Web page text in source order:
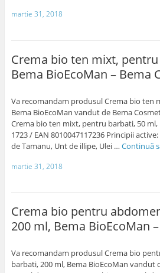
martie 31, 2018
Crema bio ten mixt,
Bema BioEcoMan – Bema
Va recomandam produsul Crema bio ten
Bema BioEcoMan vandut de Bema
Crema bio ten mixt, pentru barbati, 50 ml,
1723 / EAN 8010047117236 Principii
de Tamanu, Unt de illipe, Ulei … Continuă
martie 31, 2018
Crema bio pentru
200 ml, Bema BioEcoMan
Va recomandam produsul Crema bio
barbati, 200 ml, Bema BioEcoMan vandut